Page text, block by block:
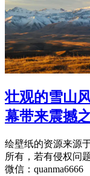
壮观的雪山
幕带来震撼
绘壁纸的资源来源
所有，若有侵权问
微信：quanma6666